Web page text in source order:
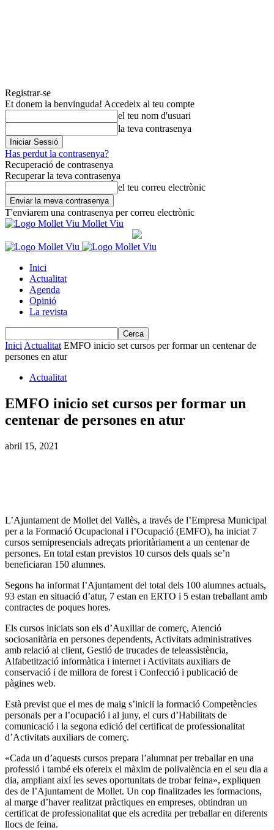
Registrar-se
Et donem la benvinguda! Accedeix al teu compte
el teu nom d'usuari
la teva contrasenya
Has perdut la contrasenya?
Recuperació de contrasenya
Recuperar la teva contrasenya
el teu correu electrònic
T'enviarem una contrasenya per correu electrònic
Mollet Viu
Inici
Actualitat
Agenda
Opinió
La revista
Inici Actualitat EMFO inicio set cursos per formar un centenar de
persones en atur
Actualitat
EMFO inicio set cursos per formar un
centenar de persones en atur
abril 15, 2021
L’Ajuntament de Mollet del Vallès, a través de l’Empresa Municipal
per a la Formació Ocupacional i l’Ocupació (EMFO), ha iniciat 7
cursos semipresencials adreçats prioritàriament a un centenar de
persones. En total estan previstos 10 cursos dels quals se’n
beneficiaran 150 alumnes.
Segons ha informat l’Ajuntament del total dels 100 alumnes actuals,
93 estan en situació d’atur, 7 estan en ERTO i 5 estan treballant amb
contractes de poques hores.
Els cursos iniciats son els d’Auxiliar de comerç, Atenció
sociosanitària en persones dependents, Activitats administratives
amb relació al client, Gestió de trucades de teleassistència,
Alfabetització informàtica i internet i Activitats auxiliars de
conservació i de millora de forest i Confecció i publicació de
pàgines web.
Està previst que el mes de maig s’iniciï la formació Competències
personals per a l’ocupació i al juny, el curs d’Habilitats de
comunicació i la segona edició del certificat de professionalitat
d’Activitats auxiliars de comerç.
«Cada un d’aquests cursos prepara l’alumnat per treballar en una
professió i també els ofereix el màxim de polivalència en el seu dia a
dia, ampliant així les seves oportunitats de trobar feina», expliquen
des de l’Ajuntament de Mollet. Un cop finalitzades les formacions,
al marge d’haver realitzat pràctiques en empreses, obtindran un
certificat de professionalitat que els acredita per treballar en diferents
llocs de feina.